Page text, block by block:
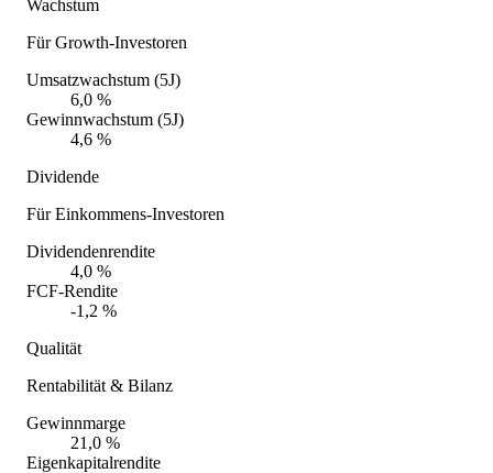
Wachstum
Für Growth-Investoren
Umsatzwachstum (5J)
6,0 %
Gewinnwachstum (5J)
4,6 %
Dividende
Für Einkommens-Investoren
Dividendenrendite
4,0 %
FCF-Rendite
-1,2 %
Qualität
Rentabilität & Bilanz
Gewinnmarge
21,0 %
Eigenkapitalrendite